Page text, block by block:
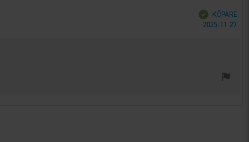
Bekräftad
KÖPARE
2025-11-27